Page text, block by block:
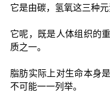
它是由碳，氢氧这三种元
它呢，既是人体组织的
质之一。
脂肪实际上对生命本身
不可能一一列举。